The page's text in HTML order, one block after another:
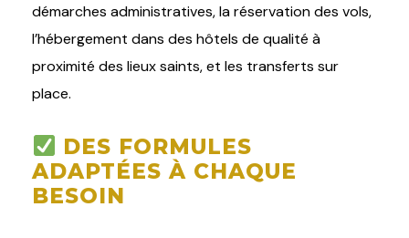
démarches administratives, la réservation des vols,
l’hébergement dans des hôtels de qualité à
proximité des lieux saints, et les transferts sur
place.
DES FORMULES
ADAPTÉES À CHAQUE
BESOIN